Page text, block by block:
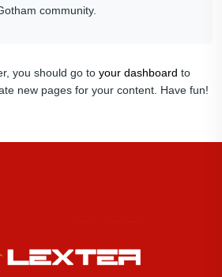
community.
you should go to your dashboard to
new pages for your content. Have fun!